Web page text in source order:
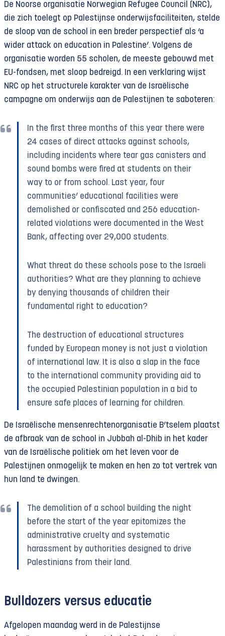
De Noorse organisatie Norwegian Refugee Council (NRC),
die zich toelegt op Palestijnse onderwijsfaciliteiten, stelde
de sloop van de school in een breder perspectief als ‘a
wider attack on education in Palestine’. Volgens de
organisatie worden 55 scholen, de meeste gebouwd met
EU-fondsen, met sloop bedreigd. In een verklaring wijst
NRC op het structurele karakter van de Israëlische
campagne om onderwijs aan de Palestijnen te saboteren:
In the first three months of this year there were
24 cases of direct attacks against schools,
including incidents where tear gas canisters and
sound bombs were fired at students on their
way to or from school. Last year, four
communities’ educational facilities were
demolished or confiscated and 256 education-
related violations were documented in the West
Bank, affecting over 29,000 students.
What threat do these schools pose to the Israeli
authorities? What are they planning to achieve
by denying thousands of children their
fundamental right to education?
The destruction of educational structures
funded by European money is not just a violation
of international law. It is also a slap in the face
to the international community providing aid to
the occupied Palestinian population in a bid to
ensure safe places of learning for children.
De Israëlische mensenrechtenorganisatie B’tselem plaatst
de afbraak van de school in Jubbah al-Dhib in het kader
van de Israëlische politiek om het leven voor de
Palestijnen onmogelijk te maken en hen zo tot vertrek van
hun land te dwingen.
The demolition of a school building the night
before the start of the year epitomizes the
administrative cruelty and systematic
harassment by authorities designed to drive
Palestinians from their land.
Bulldozers versus educatie
Afgelopen maandag werd in de Palestijnse